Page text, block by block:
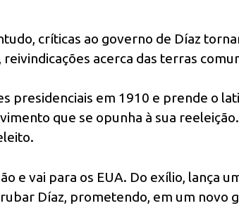
críticas ao governo de Díaz
acerca das terras
presidenciais em 1910 e prende o
que se opunha à sua
e vai para os EUA. Do exílio, lança
Díaz, prometendo, em um novo